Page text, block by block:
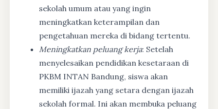
sekolah umum atau yang ingin
meningkatkan keterampilan dan
pengetahuan mereka di bidang tertentu.
Meningkatkan peluang kerja: Setelah
menyelesaikan pendidikan kesetaraan di
PKBM INTAN Bandung, siswa akan
memiliki ijazah yang setara dengan ijazah
sekolah formal. Ini akan membuka peluang